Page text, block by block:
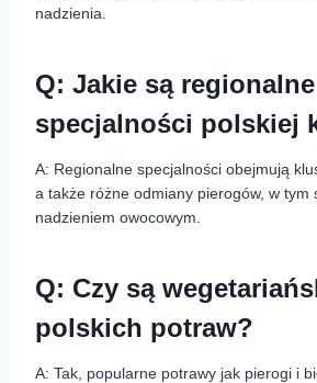
nadzienia.
Q: Jakie są regionalne
specjalności polskiej
A: Regionalne specjalności obejmują
a także różne odmiany pierogów, w tym
nadzieniem owocowym.
Q: Czy są
polskich potraw?
A: Tak, popularne potrawy jak pierogi i